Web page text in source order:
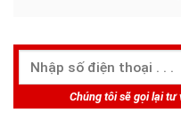
Chúng tôi sẽ gọi lại tư